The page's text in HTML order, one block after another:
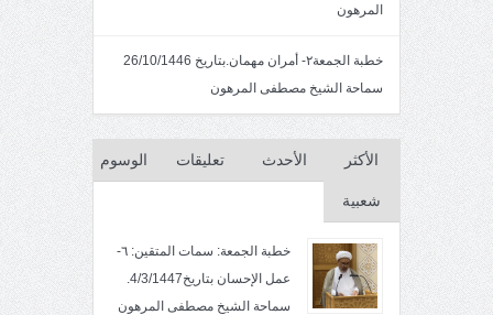
المرهون
خطبة الجمعة٢- أمران مهمان.بتاريخ 26/10/1446
سماحة الشيخ مصطفى المرهون
الأكثر
شعبية
الأحدث تعليقات الوسوم
خطبة الجمعة: سمات المتقين: ٦-
عمل الإحسان بتاريخ4/3/1447.
سماحة الشيخ مصطفى المرهون